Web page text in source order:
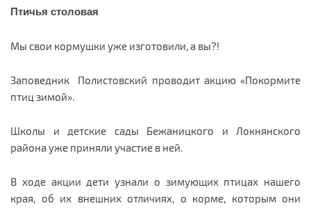
Птичья столовая
Мы свои кормушки уже изготовили, а вы?!
Заповедник Полистовский проводит акцию «Покормите
птиц зимой».
Школы и детские сады Бежаницкого и Локнянского
района уже приняли участие в ней.
В ходе акции дети узнали о зимующих птицах нашего
края, об их внешних отличиях, о корме, которым они